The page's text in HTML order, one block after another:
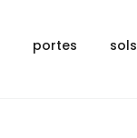
portes sols